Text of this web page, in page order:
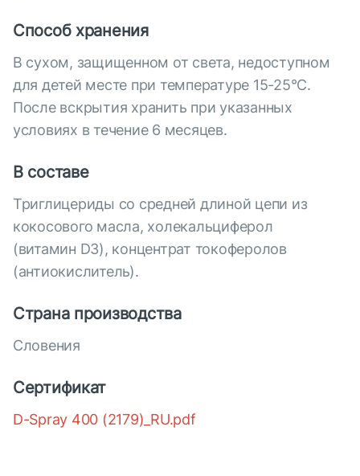
Способ хранения
В сухом, защищенном от света, недоступном
для детей месте при температуре 15-25°С.
После вскрытия хранить при указанных
условиях в течение 6 месяцев.
В составе
Триглицериды со средней длиной цепи из
кокосового масла, холекальциферол
(витамин D3), концентрат токоферолов
(антиокислитель).
Страна производства
Словения
Сертификат
D-Spray 400 (2179)_RU.pdf